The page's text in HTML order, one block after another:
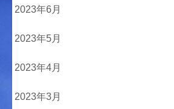
2023年6月
2023年5月
2023年4月
2023年3月